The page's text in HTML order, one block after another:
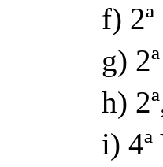
f) 2ª
g)
h)
i) 4ª